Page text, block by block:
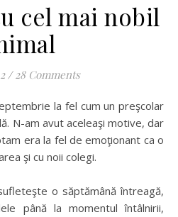
cel mai nobil
/ 28 Comments
N-am avut aceleaşi motive, dar
era la fel de emoţionant ca o
şi cu noii colegi.
o săptămână întreagă,
până la momentul întâlnirii,